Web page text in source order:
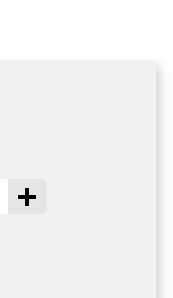
Incrémenter